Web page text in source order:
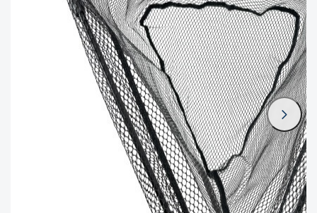
この条件で検索する
C-
かなり使用感があり、全体的に
目立つ傷が多い品
D
著しく状態が悪いが使用はでき
るもの、改造品も含む
※ルアー、エギ、雑品、その他につきましては
ランク表記はございません。 状態は写真にてご
確認ください。